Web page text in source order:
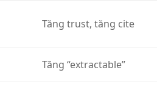
Tăng trust, tăng cite
Tăng “extractable”